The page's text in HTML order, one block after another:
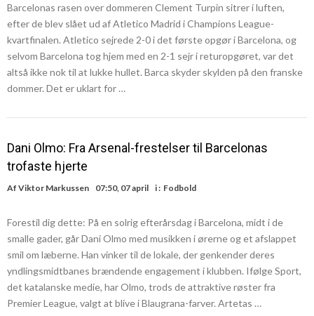
Barcelonas rasen over dommeren Clement Turpin sitrer i luften,
efter de blev slået ud af Atletico Madrid i Champions League-
kvartfinalen. Atletico sejrede 2-0 i det første opgør i Barcelona, og
selvom Barcelona tog hjem med en 2-1 sejr i returopgøret, var det
altså ikke nok til at lukke hullet. Barca skyder skylden på den franske
dommer. Det er uklart for …
Dani Olmo: Fra Arsenal-frestelser til Barcelonas
trofaste hjerte
Af Viktor Markussen 07:50, 07 april i : Fodbold
Forestil dig dette: På en solrig efterårsdag i Barcelona, midt i de
smalle gader, går Dani Olmo med musikken i ørerne og et afslappet
smil om læberne. Han vinker til de lokale, der genkender deres
yndlingsmidtbanes brændende engagement i klubben. Ifølge Sport,
det katalanske medie, har Olmo, trods de attraktive røster fra
Premier League, valgt at blive i Blaugrana-farver. Artetas …